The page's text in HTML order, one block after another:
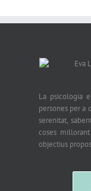
La psicologia
persones per a
serenitat,
coses
objectius